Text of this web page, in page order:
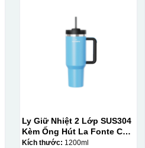
Ly Giữ Nhiệt 2 Lớp SUS304
Kèm Ống Hút La Fonte Có
Tay Cầm 1200ml
Kích thước: 1200ml